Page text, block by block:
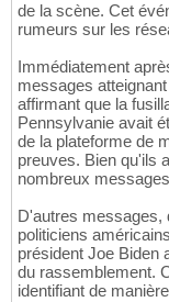
de la scène. Cet
rumeurs sur les
Immédiatement
messages
affirmant que la
Pennsylvanie avait
de la plateforme de
preuves. Bien qu'ils
nombreux
D'autres messages,
politiciens
président Joe Biden
du rassemblement.
identifiant de